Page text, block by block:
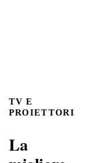
TV E
PROIETTORI
La